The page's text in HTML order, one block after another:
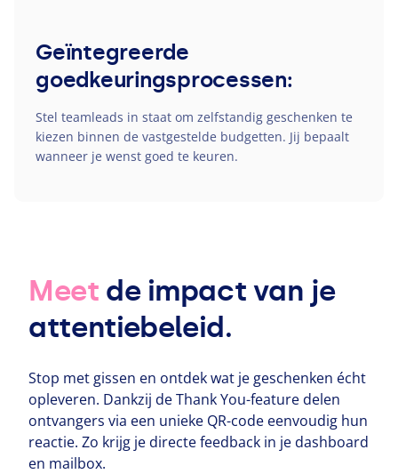
Geïntegreerde
goedkeuringsprocessen:
Stel teamleads in staat om zelfstandig geschenken te
kiezen binnen de vastgestelde budgetten. Jij bepaalt
wanneer je wenst goed te keuren.
Meet de impact van je
attentiebeleid.
Stop met gissen en ontdek wat je geschenken écht
opleveren. Dankzij de Thank You-feature delen
ontvangers via een unieke QR-code eenvoudig hun
reactie. Zo krijg je directe feedback in je dashboard
en mailbox.